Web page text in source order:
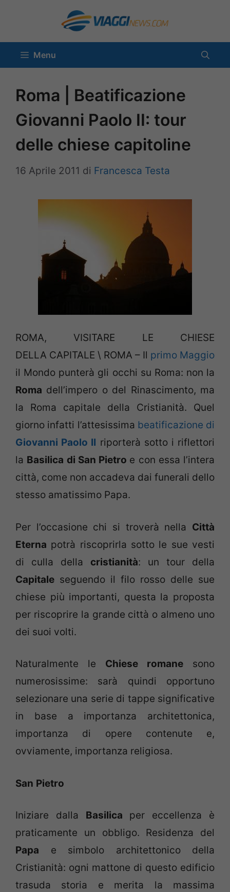
contenuto
Menu
Roma | Beatificazione
Giovanni Paolo II: tour
delle chiese capitoline
16 Aprile 2011 di Francesca Testa
ROMA, VISITARE LE CHIESE
DELLA CAPITALE \ ROMA – Il primo Maggio
il Mondo punterà gli occhi su Roma: non la
Roma dell’impero o del Rinascimento, ma
la Roma capitale della Cristianità. Quel
giorno infatti l’attesissima beatificazione di
Giovanni Paolo II riporterà sotto i riflettori
la Basilica di San Pietro e con essa l’intera
città, come non accadeva dai funerali dello
stesso amatissimo Papa.
Per l’occasione chi si troverà nella Città
Eterna potrà riscoprirla sotto le sue vesti
di culla della cristianità: un tour della
Capitale seguendo il filo rosso delle sue
chiese più importanti, questa la proposta
per riscoprire la grande città o almeno uno
dei suoi volti.
Naturalmente le Chiese romane sono
numerosissime: sarà quindi opportuno
selezionare una serie di tappe significative
in base a importanza architettonica,
importanza di opere contenute e,
ovviamente, importanza religiosa.
San Pietro
Iniziare dalla Basilica per eccellenza è
praticamente un obbligo. Residenza del
Papa e simbolo architettonico della
Cristianità: ogni mattone di questo edificio
trasuda storia e merita la massima